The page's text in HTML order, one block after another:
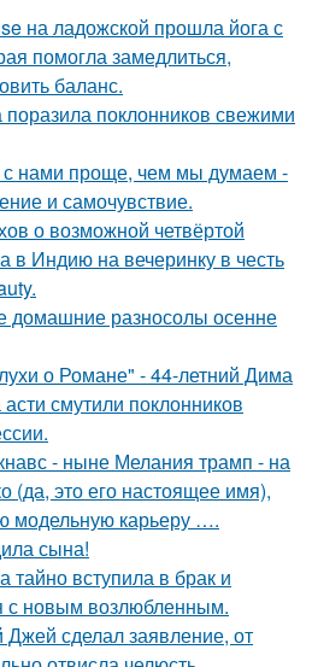
на ладожской прошла йога с
помогла замедлиться,
баланс.
поклонников свежими
с нами проще, чем мы думаем -
и самочувствие.
о возможной четвёртой
в Индию на вечеринку в честь
домашние разносолы осенне
о Романе" - 44-летний Дима
смутили поклонников
- ныне Мелания трамп - на
(да, это его настоящее имя),
модельную карьеру ….
сына!
вступила в брак и
с новым возлюбленным.
сделал заявление, от